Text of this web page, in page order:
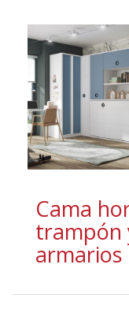
Cama
trampón
armarios